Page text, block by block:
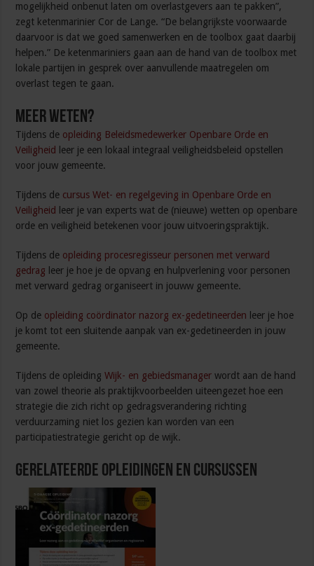
mogelijkheid onbenut laten om overlastgevers aan te pakken”,
zegt ketenmarinier Cor de Lange. “De belangrijkste voorwaarde
daarvoor is dat we goed samenwerken en de toolbox gaat daarbij
helpen.” De ketenmariniers gaan aan de hand van de toolbox met
lokale partijen in gesprek over aanvullende maatregelen om
overlast tegen te gaan.
Meer weten?
Tijdens de opleiding Beleidsmedewerker Openbare Orde en
Veiligheid
leer je een lokaal integraal veiligheidsbeleid opstellen
voor jouw gemeente.
Tijdens de cursus Wet- en regelgeving in Openbare Orde en
Veiligheid
leer je van experts wat de (nieuwe) wetten op openbare
orde en veiligheid betekenen voor jouw uitvoeringspraktijk.
Tijdens de opleiding procesregisseur personen met verward
gedrag leer je hoe je de opvang en hulpverlening voor personen
met verward gedrag organiseert in jouww gemeente.
Op de opleiding coördinator nazorg ex-gedetineerden leer je hoe
je komt tot een sluitende aanpak van ex-gedetineerden in jouw
gemeente.
Tijdens de opleidingWijk- en gebiedsmanager wordt aan de hand
van zowel theorie als praktijkvoorbeelden uiteengezet hoe een
strategie die zich richt op gedragsverandering richting
verduurzaming niet los gezien kan worden van een
participatiestrategie gericht op de wijk.
Gerelateerde Opleidingen en Cursussen